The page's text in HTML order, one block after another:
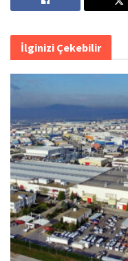
İlginizi Çekebilir